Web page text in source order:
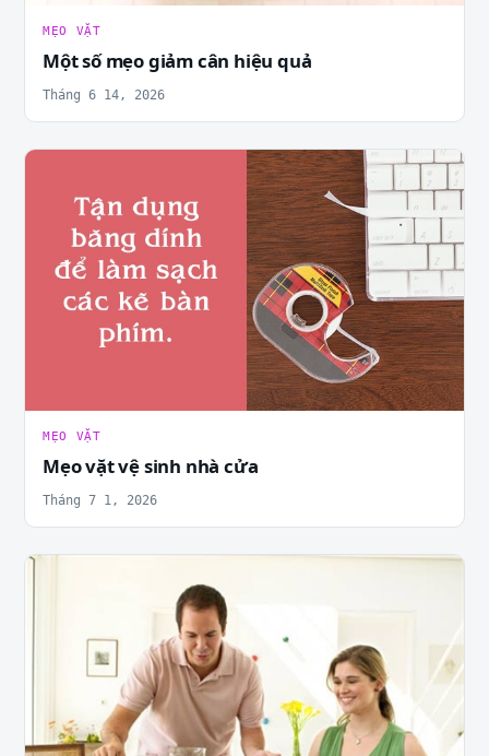
MẸO VẶT
Một số mẹo giảm cân hiệu quả
Tháng 6 14, 2026
MẸO VẶT
Mẹo vặt vệ sinh nhà cửa
Tháng 7 1, 2026